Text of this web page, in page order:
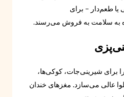
یا طعم‌دار – برای
به سلامت به فروش می‌رسند.
را برای شیرینی‌جات، کوکی‌ها،
عالی می‌سازد. مغزهای خندان